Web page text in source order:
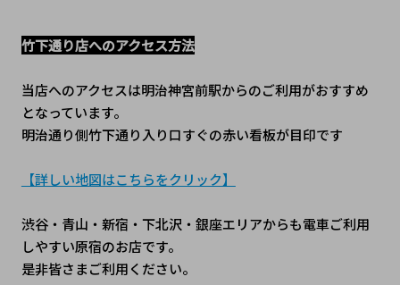
竹下通り店へのアクセス方法
当店へのアクセスは明治神宮前駅からのご利用がおすすめ
となっています。
明治通り側竹下通り入り口すぐの赤い看板が目印です
【詳しい地図はこちらをクリック】
渋谷・青山・新宿・下北沢・銀座エリアからも電車ご利用
しやすい原宿のお店です。
是非皆さまご利用ください。